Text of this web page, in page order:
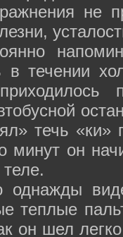
не
в течении
течь «ки»
минут он
однажды
теплые
он шел